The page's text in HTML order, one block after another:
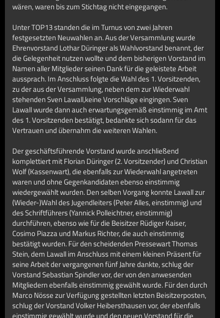
wären, waren bis zum Stichtag nicht eingegangen.
Unter TOP13 standen die im Turnus von zwei Jahren
festgesetzten Neuwahlen an. Aus der Versammlung wurde
Ehrenvorstand Lothar Düringer als Wahlvorstand benannt, der
die Gelegenheit nutzen wollte und dem bisherigen Vorstand im
Namen aller Mitglieder seinen Dank für die geleistete Arbeit
aussprach. Im Anschluss folgte die Wahl des 1. Vorsitzenden,
zu der aus der Versammlung, neben dem zur Wiederwahl
stehenden Sven Lawall,keine Vorschläge eingingen. Sven
Lawall wurde dann auch erwartungsgemäß einstimmig im Amt
des 1. Vorsitzenden bestätigt, bedankte sich sodann für das
Vertrauen und übernahm die weiteren Wahlen.
Der geschäftsführende Vorstand wurde anschließend
komplettiert mit Florian Düringer (2. Vorsitzender) und Christian
Wolf (Kassenwart), die ebenfalls zur Wiederwahl angetreten
waren und ohne Gegenkandidaten ebenso einstimmig
wiedergewählt wurden. Den selben Vorgang konnte Lawall zur
(Wieder-)Wahl des Jugendleiters (Peter Alles, einstimmig) und
des Schriftführers (Yannick Polleichtner, einstimmig)
durchführen, ebenso wie für die Beisitzer Rüdiger Kaiser,
Cosimo Piazza und Markus Richter, die auch einstimmig
bestätigt wurden. Für den scheidenden Pressewart Thomas
Stein, dem Lawall im Anschluss mit einem kleinen Präsent für
seine Arbeit der vergangenen fünf Jahre dankte, schlug der
Vorstand Sebastian Spindler vor, der von den anwesenden
Mitgliedern ebenfalls einstimmig gewählt wurde. Für den durch
Marco Nösse zur Verfügung gestellten letzten Beisitzerposten,
schlug der Vorstand Volker Heibersthausen vor, der ebenfalls